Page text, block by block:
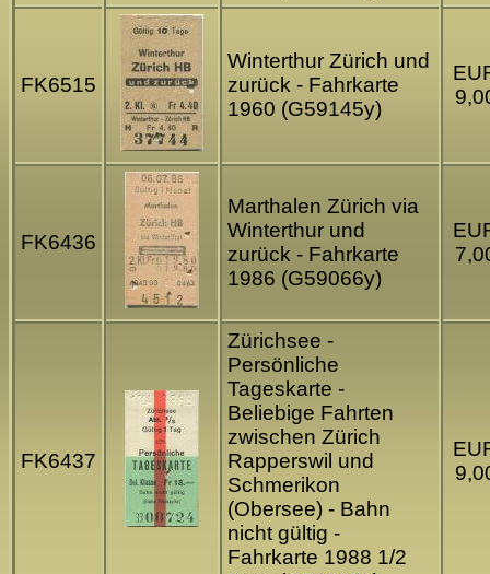
FK6515
Winterthur Zürich und
zurück - Fahrkarte
1960 (G59145y)
FK6436
Marthalen Zürich via
Winterthur und
zurück - Fahrkarte
1986 (G59066y)
FK6437
Zürichsee -
Persönliche
Tageskarte -
Beliebige Fahrten
zwischen Zürich
Rapperswil und
Schmerikon
(Obersee) - Bahn
nicht gültig -
Fahrkarte 1988 1/2